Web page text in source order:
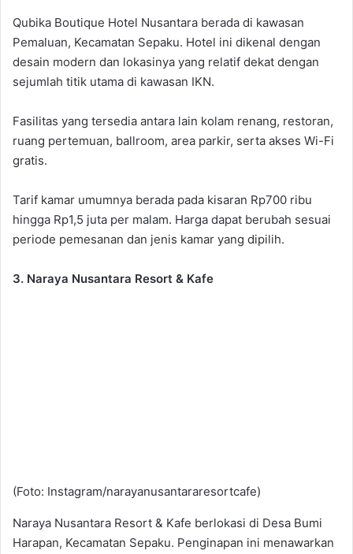
Qubika Boutique Hotel Nusantara berada di kawasan
Pemaluan, Kecamatan Sepaku. Hotel ini dikenal dengan
desain modern dan lokasinya yang relatif dekat dengan
sejumlah titik utama di kawasan IKN.
Fasilitas yang tersedia antara lain kolam renang, restoran,
ruang pertemuan, ballroom, area parkir, serta akses Wi-Fi
gratis.
Tarif kamar umumnya berada pada kisaran Rp700 ribu
hingga Rp1,5 juta per malam. Harga dapat berubah sesuai
periode pemesanan dan jenis kamar yang dipilih.
3. Naraya Nusantara Resort & Kafe
(Foto: Instagram/narayanusantararesortcafe)
Naraya Nusantara Resort & Kafe berlokasi di Desa Bumi
Harapan, Kecamatan Sepaku. Penginapan ini menawarkan